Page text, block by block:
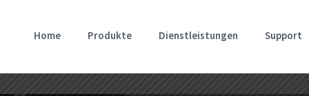
Home Produkte Dienstleistungen Support